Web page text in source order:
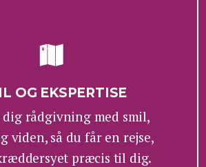
OG EKSPERTISE
rådgivning med smil,
viden, så du får en rejse,
præcis til dig.